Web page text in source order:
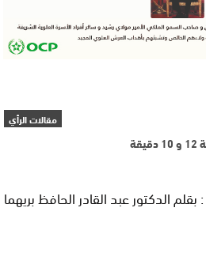
مقالات الرأي
الدكتور عبد القادر الحافظ بريهما